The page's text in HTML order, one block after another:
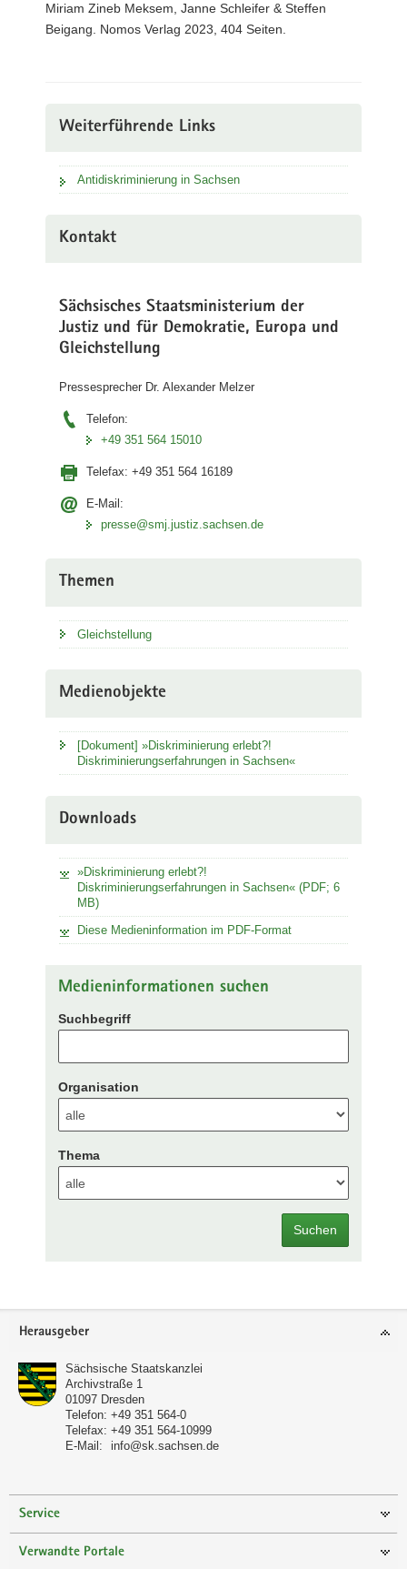
Miriam Zineb Meksem, Janne Schleifer & Steffen
Beigang. Nomos Verlag 2023, 404 Seiten.
Weiterführende Links
Antidiskriminierung in Sachsen
Kontakt
Sächsisches Staatsministerium der
Justiz und für Demokratie, Europa und
Gleichstellung
Pressesprecher Dr. Alexander Melzer
Telefon:
+49 351 564 15010
Telefax: +49 351 564 16189
E-Mail:
presse@smj.justiz.sachsen.de
Themen
Gleichstellung
Medienobjekte
[Dokument] »Diskriminierung erlebt?!
Diskriminierungserfahrungen in Sachsen«
Downloads
»Diskriminierung erlebt?!
Diskriminierungserfahrungen in Sachsen« (PDF; 6
MB)
Diese Medieninformation im PDF-Format
Medieninformationen suchen
Suchbegriff
Organisation
Thema
Suchen
Footer-
Herausgeber
Sächsische Staatskanzlei
Archivstraße 1
01097 Dresden
Telefon: +49 351 564-0
Telefax: +49 351 564-10999
E-Mail:
info@sk.sachsen.de
Service
Verwandte Portale